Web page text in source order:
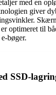
med en
giver
optimeret til
bøger.
SSD-